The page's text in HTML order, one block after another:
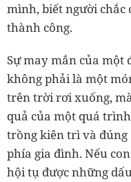
mình, biết người chắc
thành công.
Sự may mắn của một
không phải là một
trên trời rơi xuống,
quả của một quá
trồng kiên trì và đúng
phía gia đình. Nếu
hội tụ được những